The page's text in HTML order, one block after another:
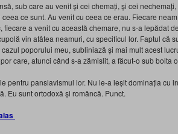
sub care au venit și cei chemați, și cei
ce sunt. Au venit cu ceea ce erau. Fiecare
a venit cu această chemare, nu s-a lepădat
vin atâtea neamuri, cu specificul lor. Faptul că
poporului meu, subliniază și mai mult acest
care, atunci când s-a zămislit, a făcut-o sub bolta
pentru panslavismul lor. Nu le-a ieșit dominația cu
Eu sunt ortodoxă și româncă. Punct.